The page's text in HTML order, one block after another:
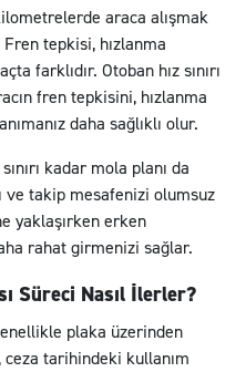
araca alışmak
tepkisi, hızlanma
farklıdır. Otoban hız sınırı
fren tepkisini, hızlanma
daha sağlıklı olur.
kadar mola planı da
ve takip mesafenizi olumsuz
yaklaşırken erken
rahat girmenizi sağlar.
Süreci Nasıl İlerler?
plaka üzerinden
tarihindeki kullanım